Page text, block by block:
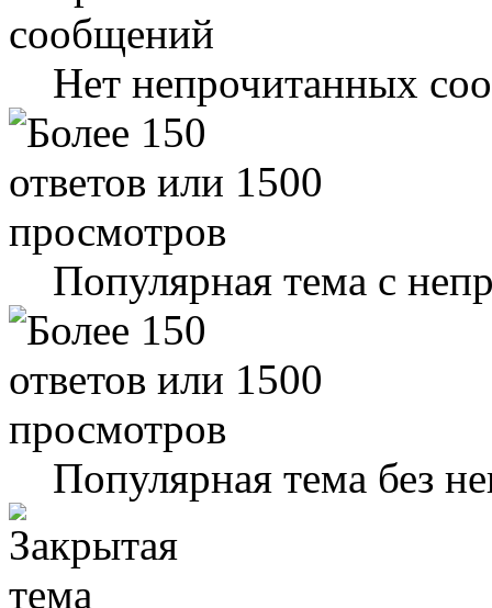
Нет непрочитанных
Популярная тема с
Популярная тема без